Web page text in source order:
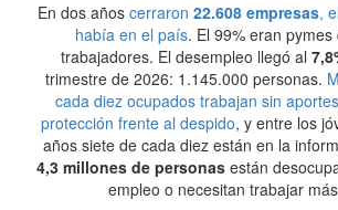
En dos años cerraron 22.608 empresas,
había en el país. El 99% eran
trabajadores. El desempleo llegó al
trimestre de 2026: 1.145.000 personas.
cada diez ocupados trabajan sin
protección frente al despido, y entre los
años siete de cada diez están en la
4,3 millones de personas están
empleo o necesitan trabajar